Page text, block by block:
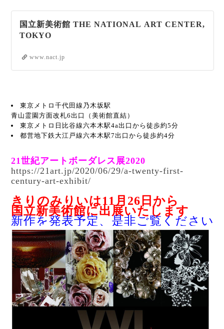
国立新美術館 THE NATIONAL ART CENTER,
TOKYO
www.nact.jp
東京メトロ千代田線乃木坂駅
青山霊園方面改札6出口（美術館直結）
東京メトロ日比谷線六本木駅4a出口から徒歩約5分
都営地下鉄大江戸線六本木駅7出口から徒歩約4分
21世紀アートボーダレス展2020
https://21art.jp/2020/06/29/a-twenty-first-
century-art-exhibit/
きりのみりいは11月26日から
国立新美術館に出展いたします
新作を発表予定、 是非ご覧ください